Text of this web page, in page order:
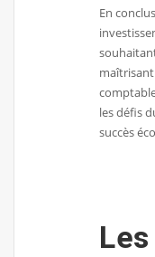
En
les défis
succès